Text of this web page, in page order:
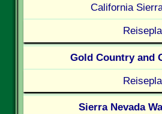
California
Gold Country and
Sierra Nevada